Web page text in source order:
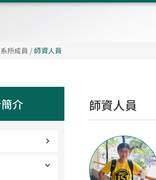
系所成員 / 師資人員
介 師資人員